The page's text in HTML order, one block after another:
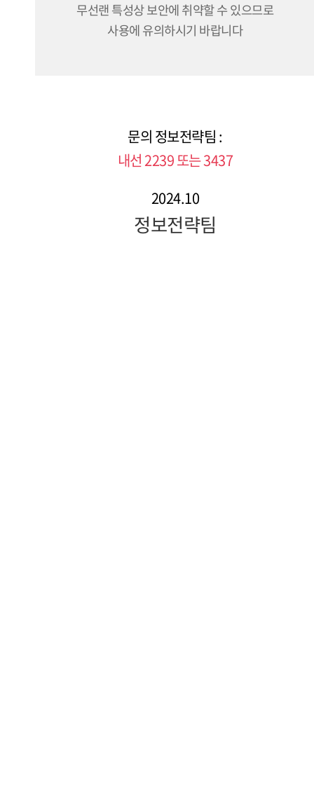
무선랜 특성상 보안에 취약할 수 있으므로
사용에 유의하시기 바랍니다
문의 정보전략팀 :
내선 2239 또는 3437
2024.10
정보전략팀